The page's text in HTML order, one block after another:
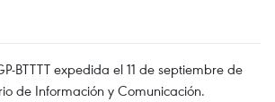
BTTTT expedida el 11 de septiembre de
de Información y Comunicación.